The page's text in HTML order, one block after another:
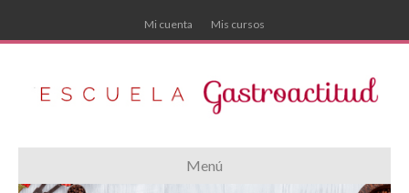
Mi cuenta Mis cursos
Menú